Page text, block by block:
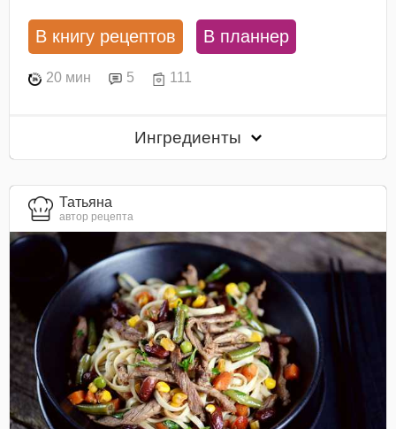
В книгу рецептов В планнер
20 мин 5 111
Ингредиенты
Татьяна
автор рецепта